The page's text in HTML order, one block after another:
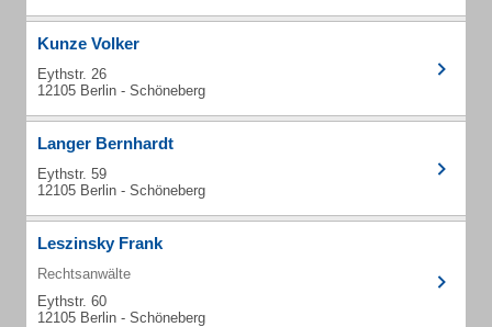
Kunze Volker
Eythstr. 26
12105 Berlin - Schöneberg
Langer Bernhardt
Eythstr. 59
12105 Berlin - Schöneberg
Leszinsky Frank
Rechtsanwälte
Eythstr. 60
12105 Berlin - Schöneberg